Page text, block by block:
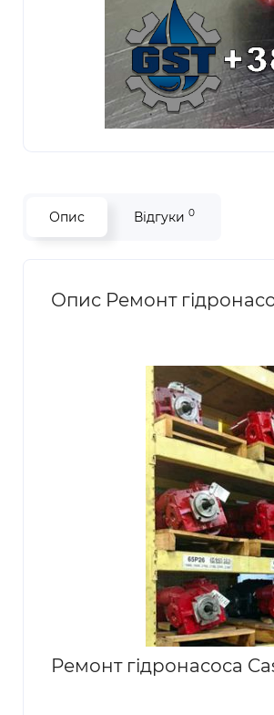
Опис Відгуки 0
Опис Ремонт
Ремонт гідронасоса